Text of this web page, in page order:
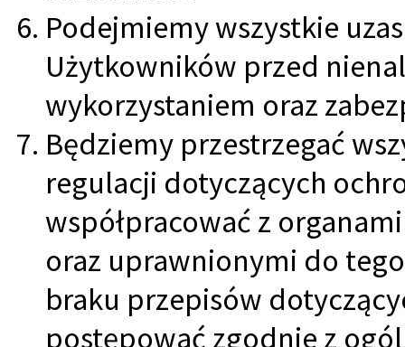
Podejmiemy wszystkie
Użytkowników przed
wykorzystaniem oraz
Będziemy przestrzegać
regulacji dotyczących
współpracować z
oraz uprawnionymi do
braku przepisów
postępować zgodnie z